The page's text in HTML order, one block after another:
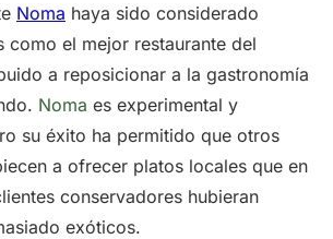
Noma haya sido considerado
como el mejor restaurante del
a reposicionar a la gastronomía
Noma es experimental y
su éxito ha permitido que otros
a ofrecer platos locales que en
conservadores hubieran
exóticos.